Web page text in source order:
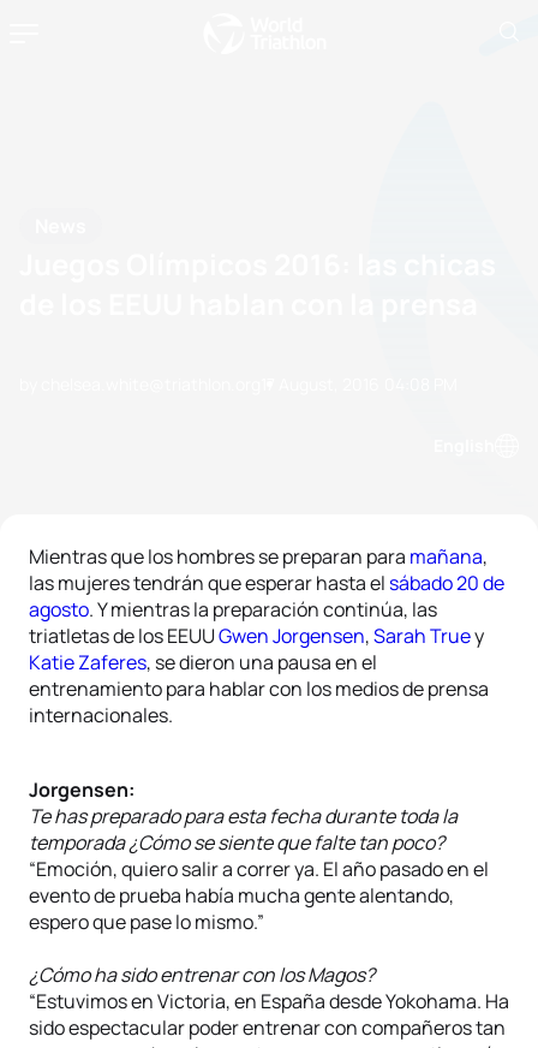
Mientras que los hombres se preparan para mañana,
las mujeres tendrán que esperar hasta el sábado 20 de
agosto. Y mientras la preparación continúa, las
triatletas de los EEUUGwen Jorgensen,Sarah Truey
Katie Zaferes, se dieron una pausa en el
entrenamiento para hablar con los medios de prensa
internacionales.
Jorgensen:
Te has preparado para esta fecha durante toda la
temporada ¿Cómo se siente que falte tan poco?
“Emoción, quiero salir a correr ya. El año pasado en el
evento de prueba había mucha gente alentando,
espero que pase lo mismo.”
¿Cómo ha sido entrenar con los Magos?
“Estuvimos en Victoria, en España desde Yokohama. Ha
sido espectacular poder entrenar con compañeros tan